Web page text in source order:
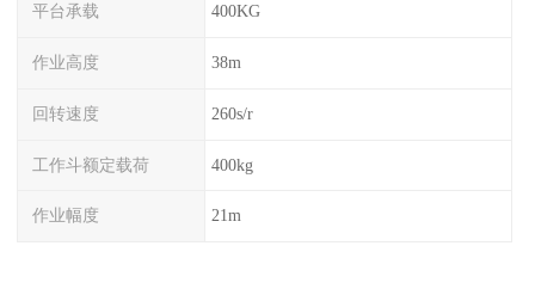
平台承载 400KG
作业高度 38m
回转速度 260s/r
工作斗额定载荷 400kg
作业幅度 21m